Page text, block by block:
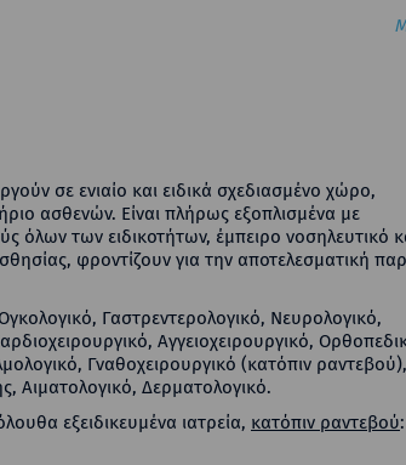
σε ενιαίο και ειδικά σχεδιασμένο χώρο,
ασθενών. Είναι πλήρως εξοπλισμένα με
όλων των ειδικοτήτων, έμπειρο νοσηλευτικό
φροντίζουν για την αποτελεσματική
Γαστρεντερολογικό, Νευρολογικό,
Αγγειοχειρουργικό,
Γναθοχειρουργικό (κατόπιν ραντεβού),
Αιματολογικό, Δερματολογικό.
εξειδικευμένα ιατρεία, κατόπιν ραντεβού: